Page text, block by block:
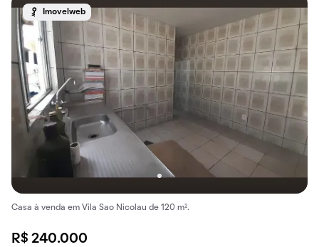
Imovelweb
Casa à venda em Vila Sao Nicolau de 120 m².
R$ 240.000